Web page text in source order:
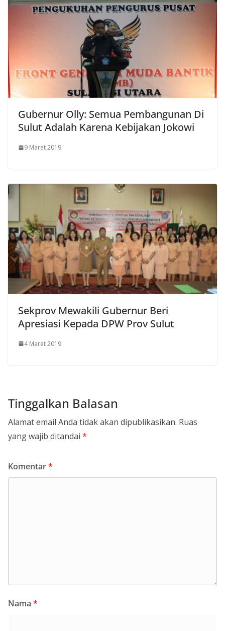
Gubernur Olly: Semua Pembangunan Di
Sulut Adalah Karena Kebijakan Jokowi
9 Maret 2019
Sekprov Mewakili Gubernur Beri
Apresiasi Kepada DPW Prov Sulut
4 Maret 2019
Tinggalkan Balasan
Alamat email Anda tidak akan dipublikasikan. Ruas
yang wajib ditandai *
Komentar*
Nama *